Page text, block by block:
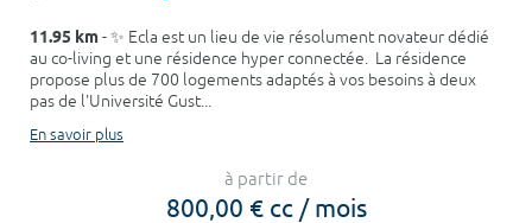
11.95 km- ✨ Ecla est un lieu de vie résolument novateur dédié
au co-living et une résidence hyper connectée. La résidence
propose plus de 700 logements adaptés à vos besoins à deux
pas de l'Université Gust...
En savoir plus
à partir de
800,00 € cc / mois